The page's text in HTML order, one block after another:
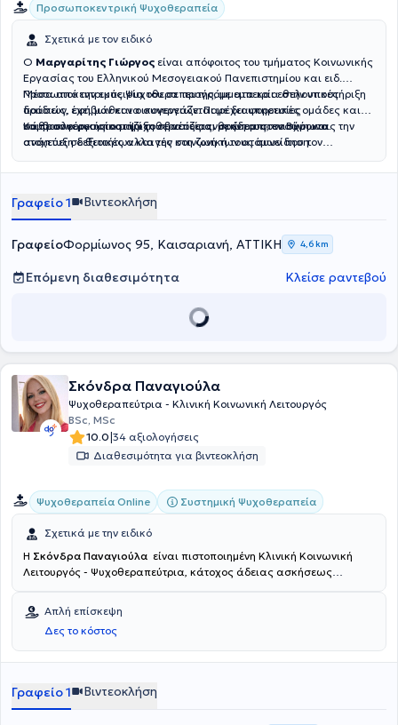
Προσωποκεντρική Ψυχοθεραπεία
Σχετικά με τον ειδικό
Ο Μαργαρίτης Γιώργος είναι απόφοιτος του τμήματος Κοινωνικής
Εργασίας του Ελληνικού Μεσογειακού Πανεπιστημίου και ειδ.
Προσωποκεντρικός Ψυχοθεραπευτής, με εμπειρία στην υποστήριξη
παιδιών, εφήβων και οικογενειών. Παρέχει υπηρεσίες
συμβουλευτικής και ψυχοθεραπείας, με έδρα στον Βύρωνα.
Μέσα από την εμπειρία του σε προγράμματα και εθελοντικές
δράσεις, έχει μάθει να συνεργάζεται με διαφορετικές ομάδες και
να προσφέρει υποστήριξη σε νέους ανθρώπους, ενισχύοντας την
ανάπτυξη δεξιοτήτων και την κοινωνική τους συνείδηση.
Κάθε συνεργασία μαζί του βασίζεται στην εμπιστοσύνη και
στοχεύει σε θετικές αλλαγές στη ζωή των ατόμων που τον
Γραφείο 1 Βιντεοκλήση
ΓραφείοΦορμίωνος 95, Καισαριανή, ΑΤΤΙΚΗ 4,6 km
Επόμενη διαθεσιμότητα Κλείσε ραντεβού
Σκόνδρα Παναγιούλα
Ψυχοθεραπεύτρια - Κλινική Κοινωνική Λειτουργός
BSc, MSc
10.0|34 αξιολογήσεις
Διαθεσιμότητα για βιντεοκλήση
Ψυχοθεραπεία Online Συστημική Ψυχοθεραπεία
Σχετικά με την ειδικό
Η Σκόνδρα Παναγιούλα είναι πιστοποιημένη Κλινική Κοινωνική
Λειτουργός - Ψυχοθεραπεύτρια, κάτοχος άδειας ασκήσεως
Πατρών. Εξειδικεύτηκε και ολοκλήρωσε την 4ετή εκπαίδευση της
στη Συστημική - Οικογενειακή Ψυχοθεραπεία στην Εταιρεία
Συστημικής Θεραπείας και Παρέμβασης σε Άτομα,Οικογένειες και
Ευρύτερα Συστήματα (ΕΣΥΘΕΠΑΣ),αποκτώντας πολύτιμη κλινική
ψυχοθεραπευτές. Μεγαλώνοντας είχε πάντα την ανάγκη να
καταλάβει και να εξερευνήσει πως οι άνθρωποι έρχονται σε επαφή
Απλή επίσκεψη
Δες το κόστος
Γραφείο 1 Βιντεοκλήση